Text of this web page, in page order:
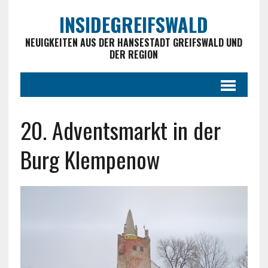
INSIDEGREIFSWALD
NEUIGKEITEN AUS DER HANSESTADT GREIFSWALD UND
DER REGION
20. Adventsmarkt in der
Burg Klempenow